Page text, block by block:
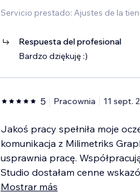
Servicio prestado: Ajustes de la
Respuesta del profesional
Bardzo dziękuję :)
5 Pracownia 11 sept.
Jakoś pracy spełniła moje
komunikacja z Milimetriks
usprawnia pracę.
Studio dostałam cenne
Mostrar más